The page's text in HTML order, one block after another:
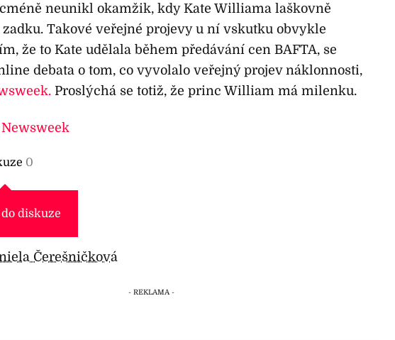
neunikl okamžik, kdy Kate Williama laškovně
zadku. Takové veřejné projevy u ní vskutku obvykle
že to Kate udělala během předávání cen BAFTA, se
debata o tom, co vyvolalo veřejný projev náklonnosti,
Proslýchá se totiž, že princ William má milenku.
Newsweek
0
diskuze
Čerešničková